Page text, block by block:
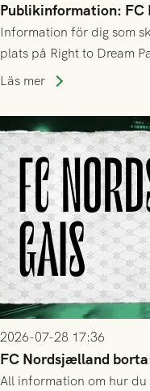
Publikinformation:
Information för dig som
plats på Right to Dream
Läs mer
2026-07-28 17:36
FC Nordsjælland
All information om hur